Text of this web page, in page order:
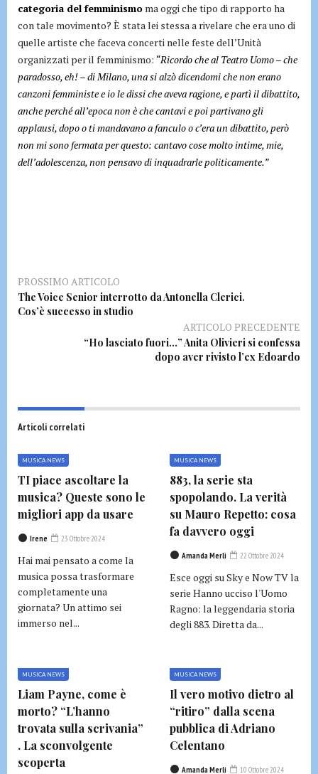
categoria del femminismo ma oggi che tipo di rapporto ha
con tale movimento? È stata lei stessa a rivelare che era uno di
quelle artiste che faceva concerti nelle feste dell’Unità
organizzati per il femminismo: “Ricordo che al Teatro Uomo – che
paradosso, eh! – di Milano, una si alzò dicendomi che non erano
canzoni femministe e io le dissi che aveva ragione, e partì il dibattito,
anche perché all’epoca non è che cantavi e poi partivano gli
applausi, dopo o ti mandavano a fanculo o c’era un dibattito, però
non mi sono fermata per questo: cantavo cose molto intime, mie,
dell’adolescenza, non pensavo di inquadrarle politicamente.”
PROSSIMO ARTICOLO
The Voice Senior interrotto da Antonella Clerici.
Cos’è successo in studio
ARTICOLO PRECEDENTE
“Ho lasciato fuori…” Anita Olivieri si confessa
dopo aver rivisto l’ex Edoardo
Articoli correlati
MUSICA NEWS
TI piace ascoltare la
musica? Queste sono le
migliori app da usare
Irene 23 Ottobre 2024
Hai mai pensato a come la
musica possa trasformare
completamente una
giornata? Un attimo sei
immerso nel...
MUSICA NEWS
883, la serie sta
spopolando. La verità
su Mauro Repetto: cosa
fa davvero oggi
Amanda Merli 22 Ottobre 2024
Esce oggi su Sky e Now TV la
serie Hanno ucciso l'Uomo
Ragno: la leggendaria storia
degli 883. Diretta da...
MUSICA NEWS
Liam Payne, come è
morto? “L’hanno
trovata sulla scrivania”
. La sconvolgente
scoperta
MUSICA NEWS
Il vero motivo dietro al
“ritiro” dalla scena
pubblica di Adriano
Celentano
Amanda Merli 10 Ottobre 2024